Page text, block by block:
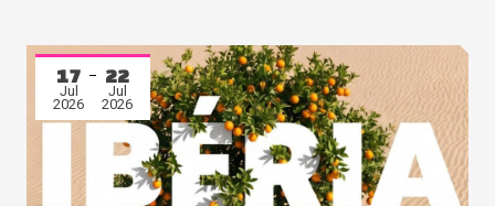
17
Jul
2026
22
Jul
2026